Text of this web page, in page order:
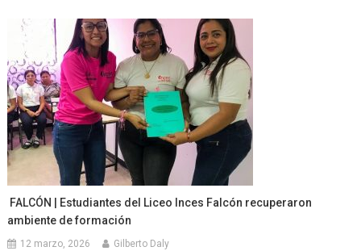
FALCÓN | Estudiantes del Liceo Inces Falcón recuperaron
ambiente de formación
12 marzo, 2026 Gilberto Daly